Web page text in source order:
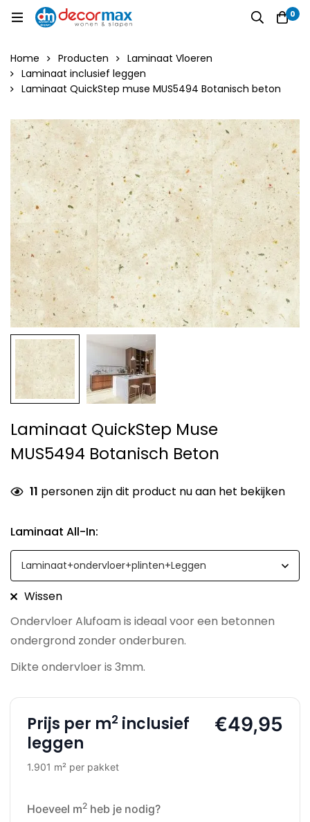
0
Home Producten
Laminaat Vloeren
Laminaat inclusief leggen
Laminaat QuickStep muse MUS5494 Botanisch beton
Laminaat QuickStep Muse
MUS5494 Botanisch Beton
11 personen zijn dit product nu aan het bekijken
Laminaat All-In:
Wissen
Ondervloer Alufoam is ideaal voor een betonnen
ondergrond zonder onderburen.
Dikte ondervloer is 3mm.
Prijs per m2 inclusief
leggen
1.901 m² per pakket
€49,95
Hoeveel m2 heb je nodig?